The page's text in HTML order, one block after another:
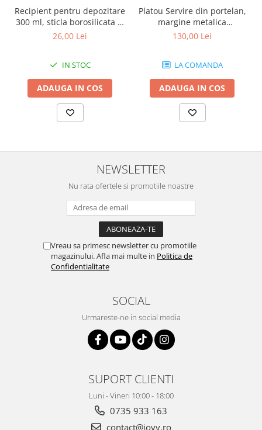
Recipient pentru depozitare
300 ml, sticla borosilicata si
capac din lemn
26,00 Lei
IN STOC
ADAUGA IN COS
Platou Servire din portelan,
margine metalica
detasabila aurie si picior
130,00 Lei
LA COMANDA
ADAUGA IN COS
NEWSLETTER
Nu rata ofertele si promotiile noastre
Vreau sa primesc newsletter cu promotiile
magazinului. Afla mai multe in Politica de
Confidentialitate
SOCIAL
Urmareste-ne in social media
SUPORT CLIENTI
Luni - Vineri 10:00 - 18:00
0735 933 163
contact@jovy.ro